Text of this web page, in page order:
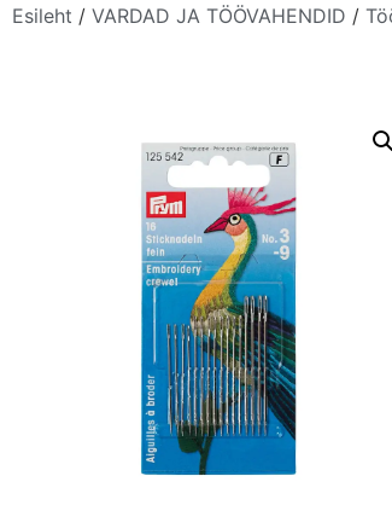
Esileht / VARDAD JA TÖÖVAHENDID /